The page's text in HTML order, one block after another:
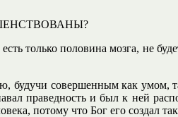
только половина мозга, не
будучи совершенным как умом,
праведность и был к ней
потому что Бог его создал